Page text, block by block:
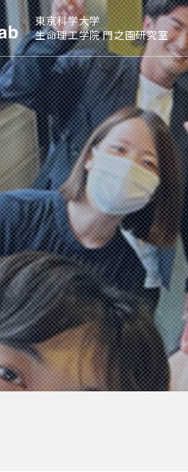
東京科学大学
生命理工学院 門之園研究室